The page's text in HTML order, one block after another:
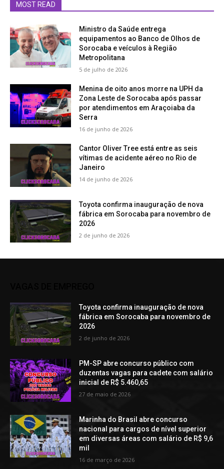
MOST READ
Ministro da Saúde entrega
equipamentos ao Banco de Olhos de
Sorocaba e veículos à Região
Metropolitana
5 de julho de 2026
Menina de oito anos morre na UPH da
Zona Leste de Sorocaba após passar
por atendimentos em Araçoiaba da
Serra
16 de junho de 2026
Cantor Oliver Tree está entre as seis
vítimas de acidente aéreo no Rio de
Janeiro
14 de junho de 2026
Toyota confirma inauguração de nova
fábrica em Sorocaba para novembro de
2026
2 de junho de 2026
Toyota confirma inauguração de nova
fábrica em Sorocaba para novembro de
2026
2 de junho de 2026
PM-SP abre concurso público com
duzentas vagas para cadete com salário
inicial de R$ 5.460,65
27 de maio de 2026
Marinha do Brasil abre concurso
nacional para cargos de nível superior
em diversas áreas com salário de R$ 9,6
mil
16 de março de 2026